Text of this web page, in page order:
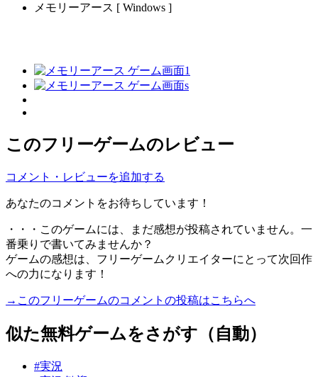
メモリーアース [ Windows ]
このフリーゲームのレビュー
コメント・レビューを追加する
あなたのコメントをお待ちしています！
・・・このゲームには、まだ感想が投稿されていません。一
番乗りで書いてみませんか？
ゲームの感想は、フリーゲームクリエイターにとって次回作
への力になります！
→このフリーゲームのコメントの投稿はこちらへ
似た無料ゲームをさがす（自動）
#実況